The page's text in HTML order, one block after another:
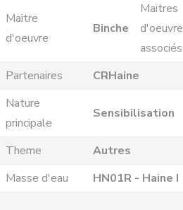
Maitre
d'oeuvre
Binche
Maitres
d'oeuvre
associés
Partenaires
CRHaine
Nature
principale
Sensibilisation
Theme
Autres
Masse d'eau
HN01R - Haine I